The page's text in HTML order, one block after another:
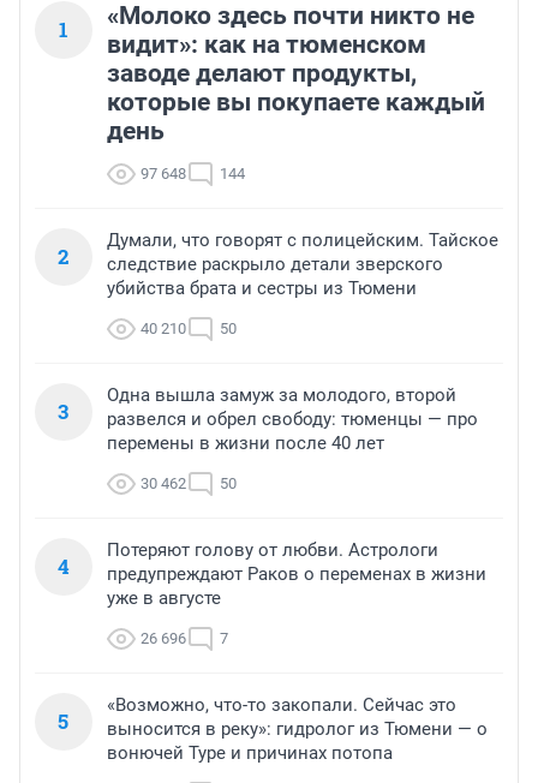
1
«Молоко здесь почти никто не
видит»: как на тюменском
заводе делают продукты,
которые вы покупаете каждый
день
97 648 144
2
Думали, что говорят с полицейским. Тайское
следствие раскрыло детали зверского
убийства брата и сестры из Тюмени
40 210 50
3
Одна вышла замуж за молодого, второй
развелся и обрел свободу: тюменцы — про
перемены в жизни после 40 лет
30 462 50
4
Потеряют голову от любви. Астрологи
предупреждают Раков о переменах в жизни
уже в августе
26 696 7
5
«Возможно, что-то закопали. Сейчас это
выносится в реку»: гидролог из Тюмени — о
вонючей Туре и причинах потопа